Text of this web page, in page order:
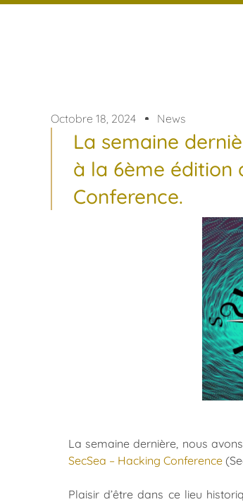
Octobre 18, 2024 News
La semaine
à la 6ème édition
Conference.
La semaine dernière, nous
SecSea – Hacking Conference
Plaisir d’être dans ce lieu